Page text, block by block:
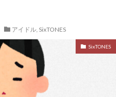
アイドル, SixTONES
SixTONES